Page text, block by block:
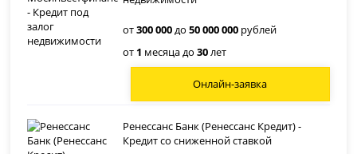
от300 000до50 000 000 рублей
от 1 месяца до30лет
Онлайн-заявка
Ренессанс Банк (Ренессанс Кредит) -
Кредит со сниженной ставкой